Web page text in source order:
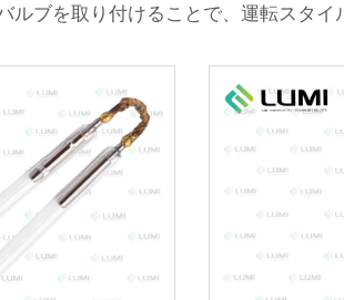
ルブを取り付けることで、運転スタ